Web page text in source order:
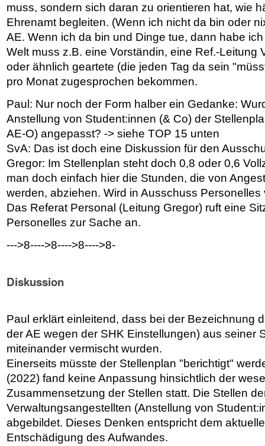
muss, sondern sich daran zu orientieren hat, wie
Ehrenamt begleiten. (Wenn ich nicht da bin oder
AE. Wenn ich da bin und Dinge tue, dann habe
Welt muss z.B. eine Vorständin, eine Ref.-Leitung
oder ähnlich geartete (die jeden Tag da sein
pro Monat zugesprochen bekommen.
Paul: Nur noch der Form halber ein Gedanke:
Anstellung von Student:innen (& Co) der
AE-O) angepasst? -> siehe TOP 15 unten
SvA: Das ist doch eine Diskussion für den
Gregor: Im Stellenplan steht doch 0,8 oder 0,6
man doch einfach hier die Stunden, die von
werden, abziehen. Wird in Ausschuss Personelles
Das Referat Personal (Leitung Gregor) ruft eine
Personelles zur Sache an.
--->8---->8---->8---->8-
Diskussion
Paul erklärt einleitend, dass bei der Bezeichnung
der AE wegen der SHK Einstellungen) aus seiner
miteinander vermischt wurden.
Einerseits müsste der Stellenplan "berichtigt"
(2022) fand keine Anpassung hinsichtlich der
Zusammensetzung der Stellen statt. Die Stellen
Verwaltungsangestellten (Anstellung von
abgebildet. Dieses Denken entspricht dem
Entschädigung des Aufwandes.